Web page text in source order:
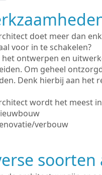
doet meer dan
voor in te schakelen?
het ontwerpen en
Om geheel
Denk hierbij aan het
wordt het meest
verbouw